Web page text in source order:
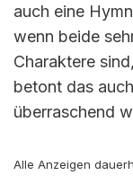
auch eine
wenn beide
Charaktere
betont das
überraschend
Alle Anzeigen